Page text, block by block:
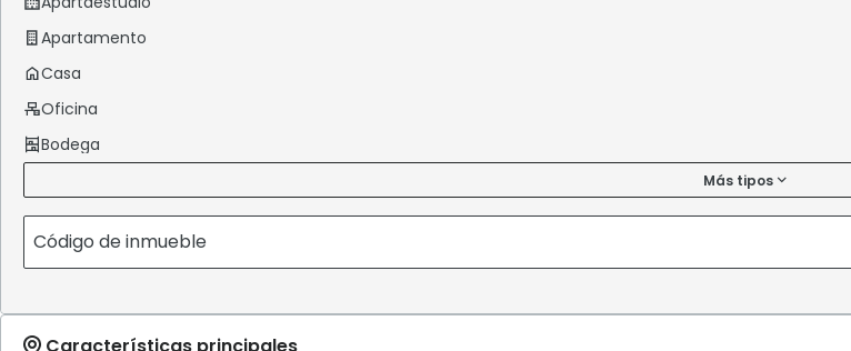
Más tipos